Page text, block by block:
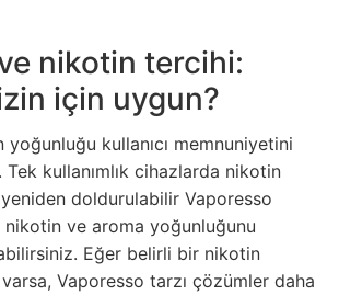
nikotin tercihi:
için uygun?
kullanıcı memnuniyetini
kullanımlık cihazlarda nikotin
doldurulabilir Vaporesso
ve aroma yoğunluğunu
Eğer belirli bir nikotin
varsa, Vaporesso tarzı çözümler daha